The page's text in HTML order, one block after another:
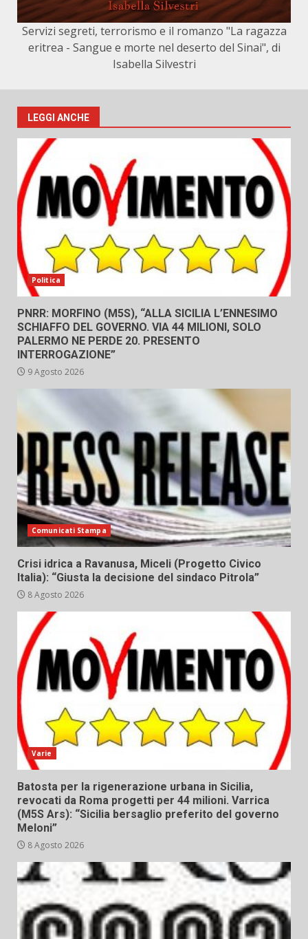
Servizi segreti, terrorismo e il romanzo "La ragazza
eritrea - Sangue e morte nel deserto del Sinai", di
Isabella Silvestri
LEGGI ANCHE
Politica
PNRR: MORFINO (M5S), “ALLA SICILIA L’ENNESIMO
SCHIAFFO DEL GOVERNO. VIA 44 MILIONI, SOLO
PALERMO NE PERDE 20. PRESENTO
INTERROGAZIONE”
9 Agosto 2026
Comunicati Stampa
Crisi idrica a Ravanusa, Miceli (Progetto Civico
Italia): “Giusta la decisione del sindaco Pitrola”
8 Agosto 2026
Varie
Batosta per la rigenerazione urbana in Sicilia,
revocati da Roma progetti per 44 milioni. Varrica
(M5S Ars): “Sicilia bersaglio preferito del governo
Meloni”
8 Agosto 2026